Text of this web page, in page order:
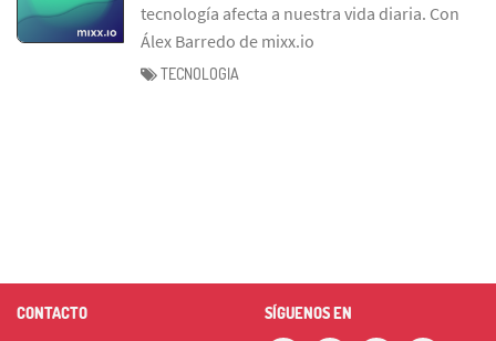
tecnología afecta a nuestra vida diaria. Con
Álex Barredo de mixx.io
TECNOLOGIA
CONTACTO SÍGUENOS EN